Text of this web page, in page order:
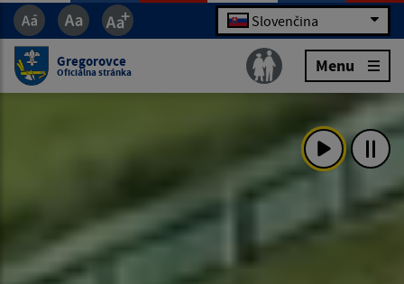
Slovenčina
Gregorovce
Oficiálna stránka Menu